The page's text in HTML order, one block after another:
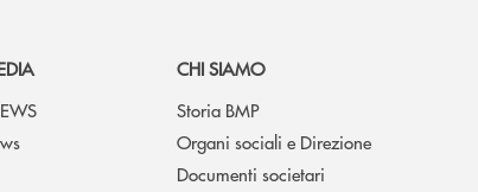
CHI SIAMO
Storia BMP
Organi sociali e Direzione
Documenti societari